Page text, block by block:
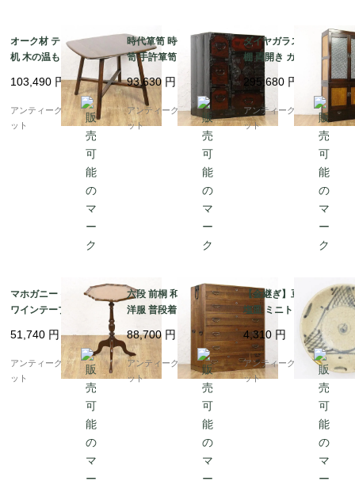
オーク材 テーブル 食卓
机 木の温もり レトロ
ヴィンテージ スタイリ
ッシュ ミニマルデザイ
ン シンプル
103,490 円
アンティークブルーパロ
ット
時代箪笥 時代金具 小箪
笥 手許箪笥 かっこいい
明治時代 日本製 インテ
リア 和モダン アンティ
ーク 和骨董
93,630 円
アンティークブルーパロ
ット
ダイヤガラス食器棚 洋
棚 両開き ガラス窓 ス
ッキリ 昭和初期頃 アン
ティーク 日本製 おしゃ
れ シンプル 木の温もり
295,680 円
アンティークブルーパロ
ット
マホガニー イギリス製
ワインテーブル レザー
おしゃれ インテリア 英
国 アンティーク
51,740 円
アンティークブルーパロ
ット
六段 前桐 和箪笥 着物
洋服 普段着 大正 昭和
初期 アンティーク 和家
具 和骨董 明るめの色合
い シンプル
88,700 円
アンティークブルーパロ
ット
【金継ぎ】豆皿 小皿 手
塩皿 ミニトレイ 染付
呉須 藍色 焼き物 素朴
かわいい 明治 大正 骨
董 アンティーク（網・
渦）B
4,310 円
アンティークブルーパロ
ット